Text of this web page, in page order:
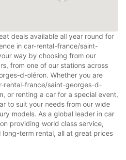
deals available all year round for
in car-rental-france/saint-
way by choosing from our
from one of our stations across
d-oléron. Whether you are
rental-france/saint-georges-d-
or renting a car for a special event,
to suit your needs from our wide
models. As a global leader in car
providing world class service,
term rental, all at great prices